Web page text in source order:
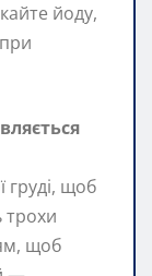
йоду,
щоб
трохи
щоб